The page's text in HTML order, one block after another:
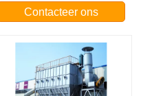
Contacteer ons